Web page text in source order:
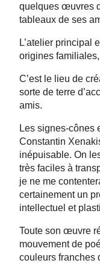
quelques œuvres
tableaux de ses
L’atelier principal
origines
C’est le lieu de
sorte de terre
amis.
Les signes-cônes
Constantin
inépuisable. On
très faciles à
je ne me
certainement un
intellectuel et
Toute son œuvre
mouvement de
couleurs franches